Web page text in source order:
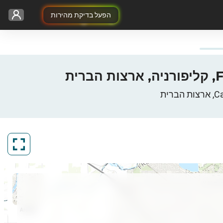
הפעל בדיקת מהירות